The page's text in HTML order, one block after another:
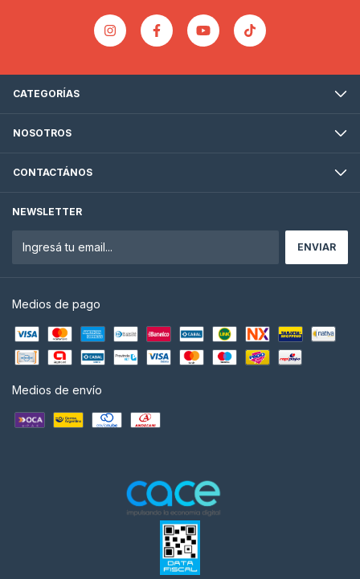
CATEGORÍAS
NOSOTROS
CONTACTÁNOS
NEWSLETTER
Medios de pago
Medios de envío